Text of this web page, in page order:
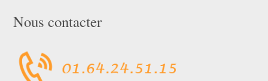
Nous contacter